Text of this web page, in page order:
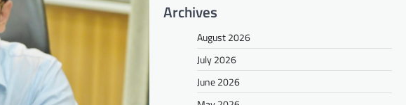
Archives
August 2026
July 2026
June 2026